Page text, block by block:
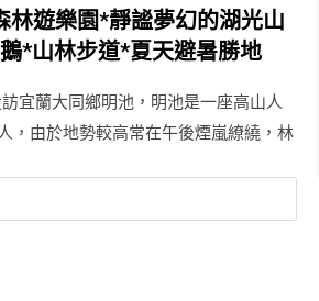
林遊樂園*靜謐夢幻的湖光山
*山林步道*夏天避暑勝地
宜蘭大同鄉明池，明池是一座高山人
，由於地勢較高常在午後煙嵐繚繞，林